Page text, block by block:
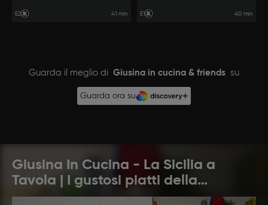
E2 41 min E1 40 min
Guarda il meglio di Giusina in cucina & friends su
Guarda ora su
Giusina In Cucina - La Sicilia a
Tavola | I gustosi piatti della
tradizione siciliana